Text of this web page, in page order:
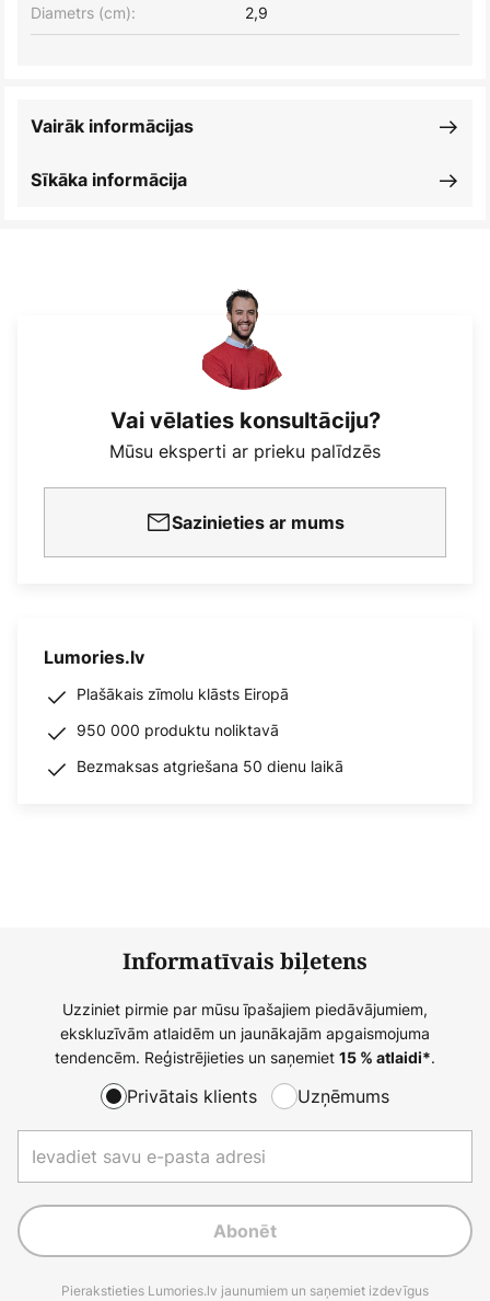
Diametrs (cm): 2,9
Sīkāka informācija
Vairāk informācijas
Vai vēlaties konsultāciju?
Mūsu eksperti ar prieku palīdzēs
Sazinieties ar mums
Lumories.lv
Plašākais zīmolu klāsts Eiropā
950 000 produktu noliktavā
Bezmaksas atgriešana 50 dienu laikā
Informatīvais biļetens
Uzziniet pirmie par mūsu īpašajiem piedāvājumiem,
ekskluzīvām atlaidēm un jaunākajām apgaismojuma
tendencēm. Reģistrējieties un saņemiet 15 % atlaidi*.
Privātais klients Uzņēmums
Abonēt
Pierakstieties Lumories.lv jaunumiem un saņemiet izdevīgus